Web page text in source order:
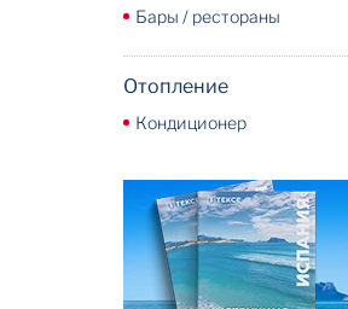
Бары / рестораны
Отопление
Кондиционер